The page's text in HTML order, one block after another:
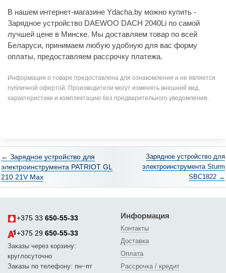
В нашем интернет-магазине Ydacha.by можно купить -
Зарядное устройство DAEWOO DACH 2040Li по самой
лучшей цене в Минске. Мы доставляем товар по всей
Беларуси, принимаем любую удобную для вас форму
оплаты, предоставляем рассрочку платежа.
Информация о товаре предоставлена для ознакомления и не является
публичной офертой. Производители могут изменять внешний вид,
характеристики и комплектацию без предварительного уведомления.
← Зарядное устройство для
электроинструмента PATRIOT GL
210 21V Max
Зарядное устройство для
электроинструмента Sturm
SBC1822 →
+375 33 650-55-33
+375 29 650-55-33
Заказы через корзину:
круглосуточно
Заказы по телефону: пн−пт
Информация
Контакты
Доставка
Оплата
Рассрочка / кредит